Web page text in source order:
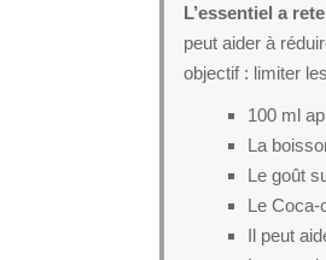
L’essentiel a
peut aider à
objectif : limiter
100 ml
La
Le goût
Le Coca-
Il peut